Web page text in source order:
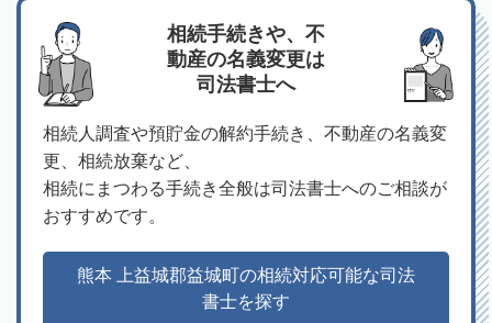
相続手続きや、不
動産の名義変更は
司法書士へ
相続人調査や預貯金の解約手続き、不動産の名義変
更、相続放棄など、
相続にまつわる手続き全般は司法書士へのご相談が
おすすめです。
熊本 上益城郡益城町の相続対応可能な司法
書士を探す